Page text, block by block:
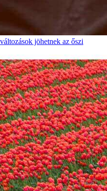
jöhetnek az őszi